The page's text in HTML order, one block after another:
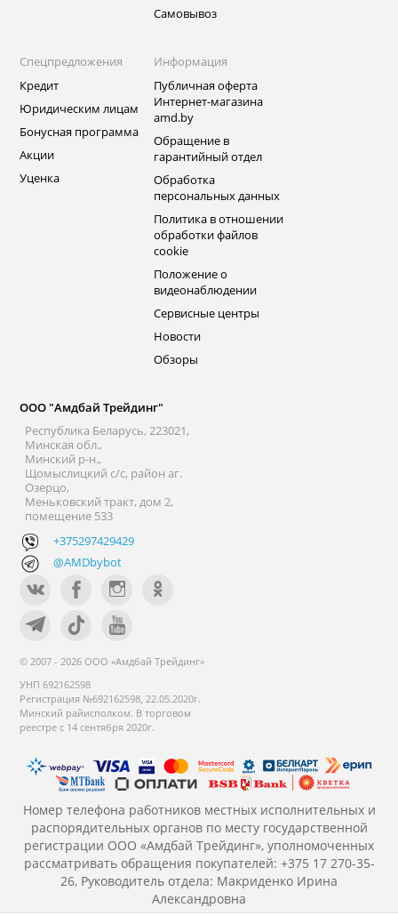
Самовывоз
Спецпредложения
Кредит
Юридическим лицам
Бонусная программа
Акции
Уценка
Информация
Публичная оферта
Интернет-магазина
amd.by
Обращение в
гарантийный отдел
Обработка
персональных данных
Политика в отношении
обработки файлов
cookie
Положение о
видеонаблюдении
Сервисные центры
Новости
Обзоры
ООО "Амдбай Трейдинг"
Республика Беларусь, 223021,
Минская обл.,
Минский р-н.,
Щомыслицкий с/с, район аг.
Озерцо,
Меньковский тракт, дом 2,
помещение 533
+375297429429
@AMDbybot
© 2007 - 2026 ООО «Амдбай Трейдинг»
УНП 692162598
Регистрация №692162598, 22.05.2020г.
Минский райисполком. В торговом
реестре с 14 сентября 2020г.
Номер телефона работников местных исполнительных и
распорядительных органов по месту государственной
регистрации ООО «Амдбай Трейдинг», уполномоченных
рассматривать обращения покупателей: +375 17 270-35-
26, Руководитель отдела: Макриденко Ирина
Александровна